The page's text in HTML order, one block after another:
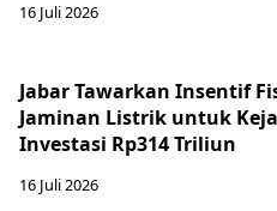
16 Juli 2026
Jabar Tawarkan Insentif
Jaminan Listrik untuk
Investasi Rp314 Triliun
16 Juli 2026